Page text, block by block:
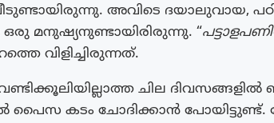
അവിടെ ദയാലുവായ,
മനുഷ്യനുണ്ടായിരിരുന്നു. “
വിളിച്ചിരുന്നത്.
ചില
പൈസ കടം ചോദിക്കാൻ